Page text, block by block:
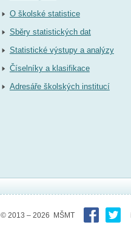
O školské statistice
Sběry statistických dat
Statistické výstupy a analýzy
Číselníky a klasifikace
Adresáře školských institucí
© 2013 – 2026 MŠMT